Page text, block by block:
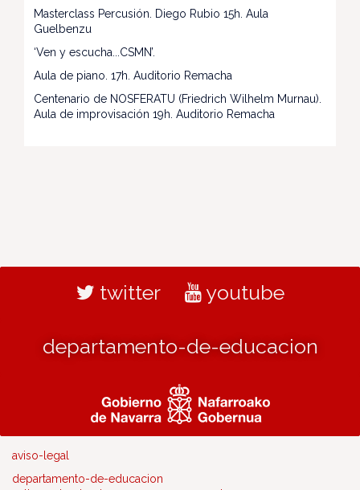
Masterclass Percusión. Diego Rubio 15h. Aula
Guelbenzu
‘Ven y escucha...CSMN’.
Aula de piano. 17h. Auditorio Remacha
Centenario de NOSFERATU (Friedrich Wilhelm Murnau).
Aula de improvisación 19h. Auditorio Remacha
twitter youtube
departamento-de-educacion
aviso-legal
departamento-de-educacion